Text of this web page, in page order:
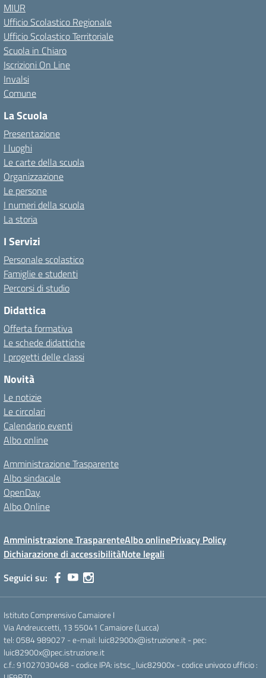
MIUR
Ufficio Scolastico Regionale
Ufficio Scolastico Territoriale
Scuola in Chiaro
Iscrizioni On Line
Invalsi
Comune
La Scuola
Presentazione
I luoghi
Le carte della scuola
Organizzazione
Le persone
I numeri della scuola
La storia
I Servizi
Personale scolastico
Famiglie e studenti
Percorsi di studio
Didattica
Offerta formativa
Le schede didattiche
I progetti delle classi
Novità
Le notizie
Le circolari
Calendario eventi
Albo online
Amministrazione Trasparente
Albo sindacale
OpenDay
Albo Online
Amministrazione TrasparenteAlbo onlinePrivacy Policy
Dichiarazione di accessibilitàNote legali
Seguici su:
Istituto Comprensivo Camaiore I
Via Andreuccetti, 13 55041 Camaiore (Lucca)
tel: 0584 989027 - e-mail: luic82900x@istruzione.it - pec:
luic82900x@pec.istruzione.it
c.f.: 91027030468 - codice IPA: istsc_luic82900x - codice univoco ufficio :